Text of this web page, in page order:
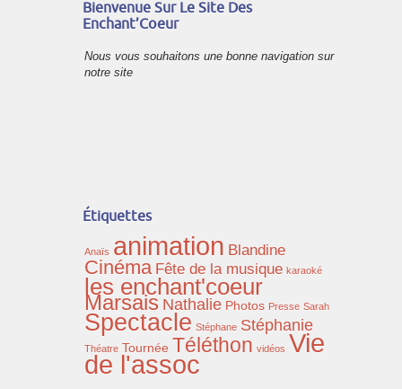
Bienvenue Sur Le Site Des
Enchant’Coeur
Nous vous souhaitons une bonne navigation sur
notre site
Étiquettes
Anaïs animation Blandine
Cinéma Fête de la musique karaoké
les enchant'coeur
Marsais Nathalie Photos Presse Sarah
Spectacle Stéphane Stéphanie
Théatre Tournée Téléthon vidéos Vie
de l'assoc